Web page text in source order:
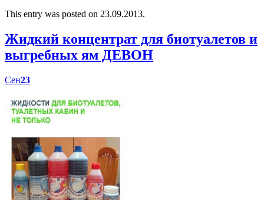
This entry was posted on 23.09.2013.
Жидкий концентрат для биотуалетов и
выгребных ям ДЕВОН
Сен23